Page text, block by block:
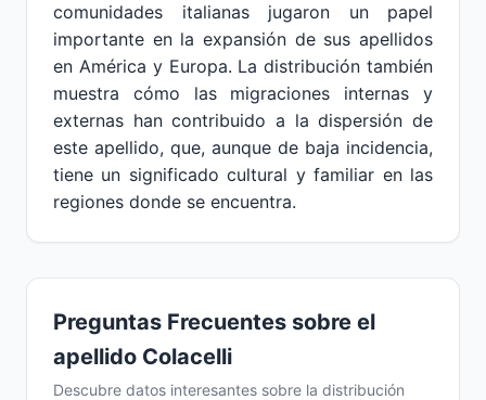
comunidades italianas jugaron un papel
importante en la expansión de sus apellidos
en América y Europa. La distribución también
muestra cómo las migraciones internas y
externas han contribuido a la dispersión de
este apellido, que, aunque de baja incidencia,
tiene un significado cultural y familiar en las
regiones donde se encuentra.
Preguntas Frecuentes sobre el
apellido Colacelli
Descubre datos interesantes sobre la distribución